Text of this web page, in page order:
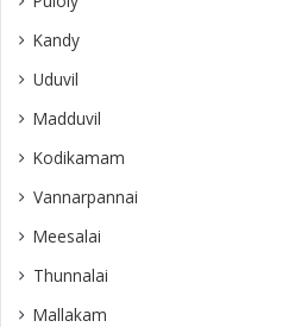
Kandy
Uduvil
Madduvil
Kodikamam
Vannarpannai
Meesalai
Thunnalai
Mallakam